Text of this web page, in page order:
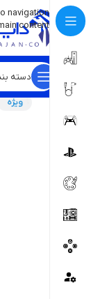
navigation
content
💡برچسب و
دسته
ویژه